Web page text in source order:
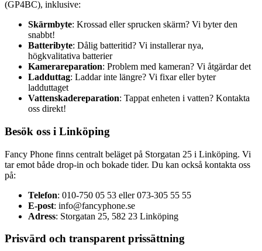
(GP4BC), inklusive:
Skärmbyte: Krossad eller sprucken skärm? Vi byter den
snabbt!
Batteribyte: Dålig batteritid? Vi installerar nya,
högkvalitativa batterier
Kamerareparation: Problem med kameran? Vi åtgärdar det
Ladduttag: Laddar inte längre? Vi fixar eller byter
ladduttaget
Vattenskadereparation: Tappat enheten i vatten? Kontakta
oss direkt!
Besök oss i Linköping
Fancy Phone finns centralt beläget på Storgatan 25 i Linköping. Vi
tar emot både drop-in och bokade tider. Du kan också kontakta oss
på:
Telefon: 010-750 05 53 eller 073-305 55 55
E-post: info@fancyphone.se
Adress: Storgatan 25, 582 23 Linköping
Prisvärd och transparent prissättning